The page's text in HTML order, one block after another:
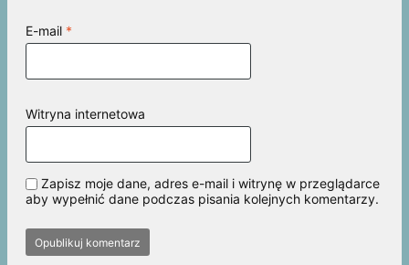
E-mail *
Witryna internetowa
Zapisz moje dane, adres e-mail i witrynę w przeglądarce
aby wypełnić dane podczas pisania kolejnych komentarzy.